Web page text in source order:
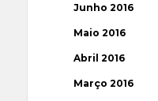
Junho 2016
Maio 2016
Abril 2016
Março 2016